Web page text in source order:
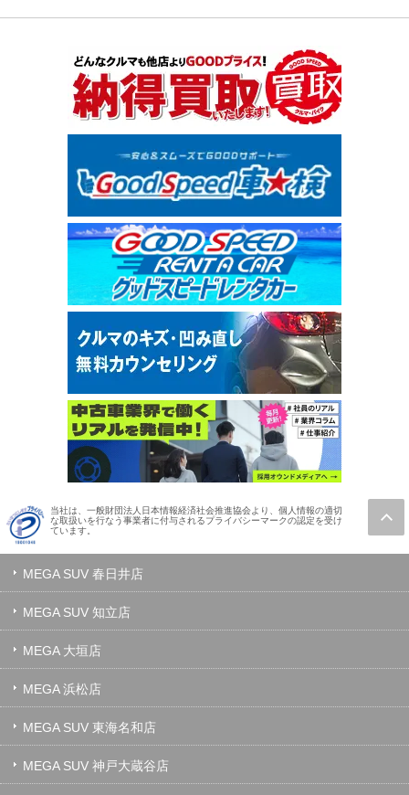
当社は、一般財団法人日本情報経済社会推進協会より、個人情報の適切
な取扱いを行なう事業者に付与されるプライバシーマークの認定を受け
ています。
MEGA SUV 春日井店
MEGA SUV 知立店
MEGA 大垣店
MEGA 浜松店
MEGA SUV 東海名和店
MEGA SUV 神戸大蔵谷店